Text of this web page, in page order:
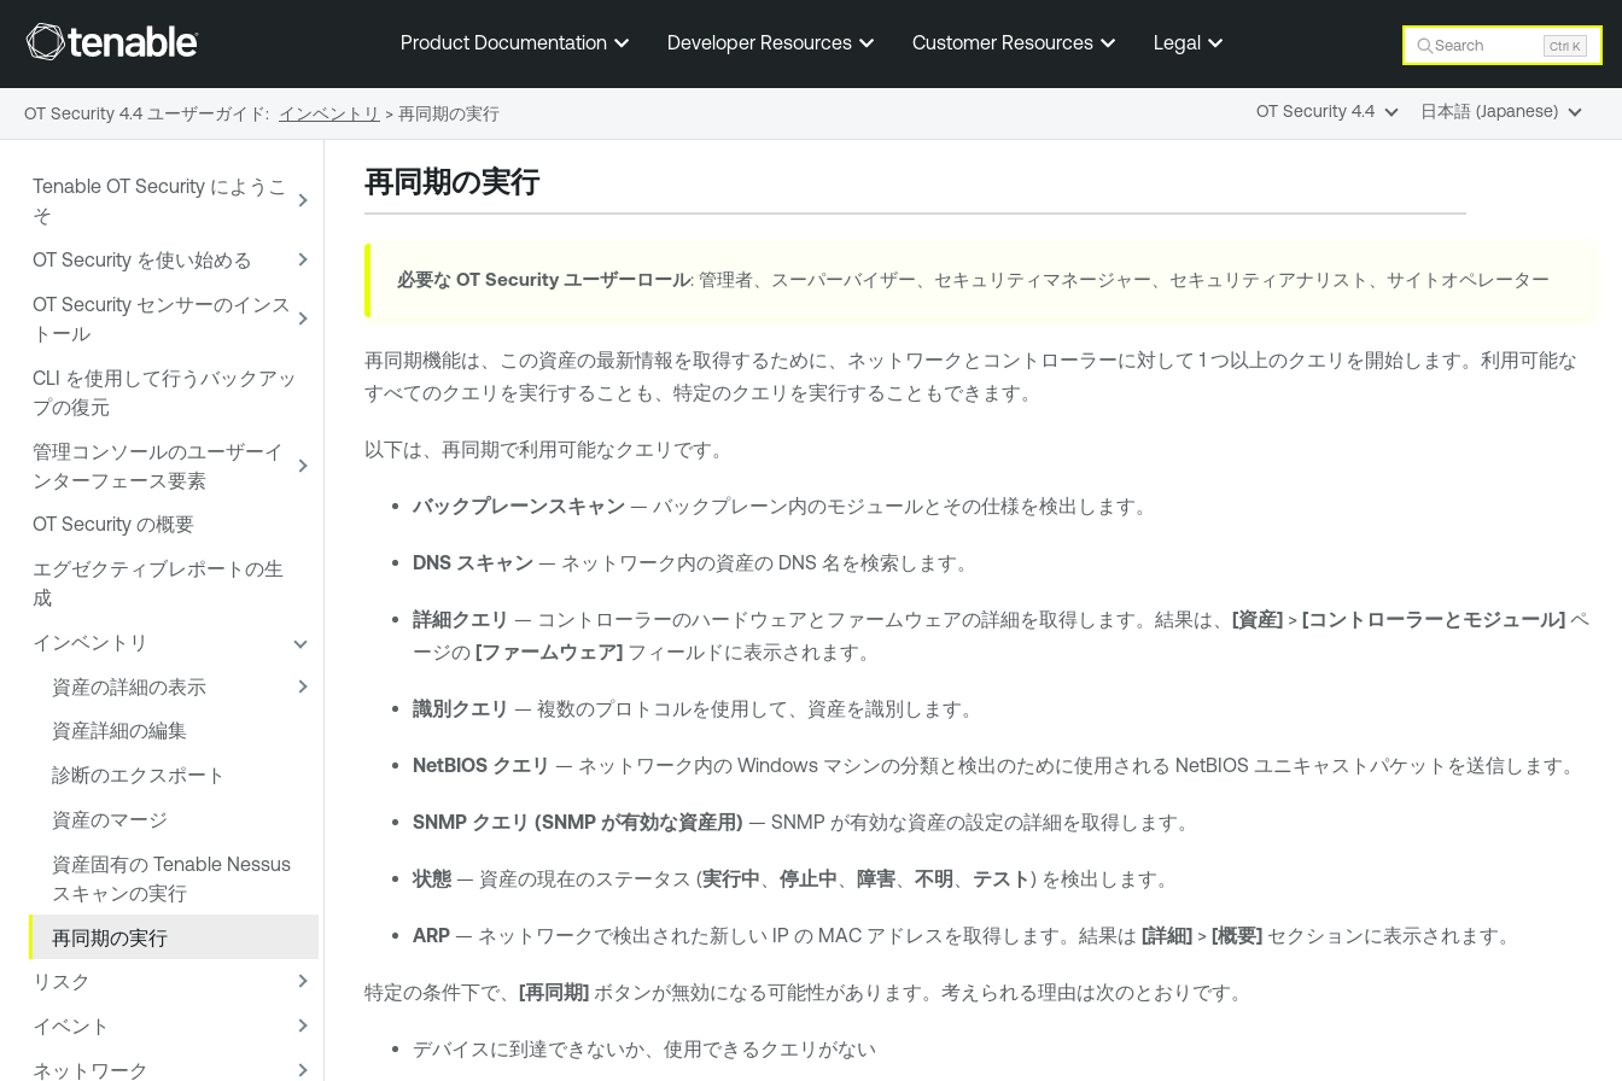
メインコンテンツに移動する
Product Documentation Developer Resources Customer Resources Legal Search Ctrl K
Tenable OT Security にようこ
そ
OT Security を使い始める
OT Security センサーのインス
トール
CLI を使用して行うバックアッ
プの復元
管理コンソールのユーザーイ
ンターフェース要素
OT Security の概要
エグゼクティブレポートの生
成
インベントリ
資産の詳細の表示
資産詳細の編集
診断のエクスポート
資産のマージ
資産固有の Tenable Nessus
スキャンの実行
再同期の実行
リスク
イベント
ネットワーク
再同期の実行
必要なOT Security ユーザーロール: 管理者、スーパーバイザー、セキュリティマネージャー、セキュリティアナリスト、サイトオペレーター
再同期機能は、この資産の最新情報を取得するために、ネットワークとコントローラーに対して 1 つ以上のクエリを開始します。利用可能な
すべてのクエリを実行することも、特定のクエリを実行することもできます。
以下は、再同期で利用可能なクエリです。
バックプレーンスキャン— バックプレーン内のモジュールとその仕様を検出します。
DNS スキャン— ネットワーク内の資産の DNS 名を検索します。
詳細クエリ — コントローラーのハードウェアとファームウェアの詳細を取得します。結果は、 [資産] > [コントローラーとモジュール] ペ
ージの [ファームウェア] フィールドに表示されます。
識別クエリ — 複数のプロトコルを使用して、資産を識別します。
NetBIOS クエリ — ネットワーク内の Windows マシンの分類と検出のために使用される NetBIOS ユニキャストパケットを送信します。
SNMP クエリ (SNMP が有効な資産用) — SNMP が有効な資産の設定の詳細を取得します。
状態— 資産の現在のステータス (実行中 停止中 障害、 不明 テスト) を検出します。
ARP— ネットワークで検出された新しい IP の MAC アドレスを取得します。結果は [詳細] > [概要] セクションに表示されます。
特定の条件下で、 [再同期] ボタンが無効になる可能性があります。考えられる理由は次のとおりです。
デバイスに到達できないか、使用できるクエリがない
OT Security 4.4 ユーザーガイド: インベントリ > 再同期の実行 OT Security 4.4 日本語 (Japanese)